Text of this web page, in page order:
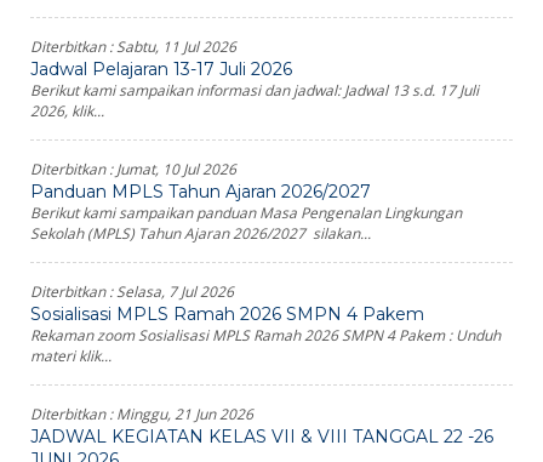
Diterbitkan :Sabtu, 11 Jul 2026
Jadwal Pelajaran 13-17 Juli 2026
Berikut kami sampaikan informasi dan jadwal: Jadwal 13 s.d. 17 Juli
2026, klik...
Diterbitkan :Jumat, 10 Jul 2026
Panduan MPLS Tahun Ajaran 2026/2027
Berikut kami sampaikan panduan Masa Pengenalan Lingkungan
Sekolah (MPLS) Tahun Ajaran 2026/2027 silakan...
Diterbitkan :Selasa, 7 Jul 2026
Sosialisasi MPLS Ramah 2026 SMPN 4 Pakem
Rekaman zoom Sosialisasi MPLS Ramah 2026 SMPN 4 Pakem : Unduh
materi klik...
Diterbitkan :Minggu, 21 Jun 2026
JADWAL KEGIATAN KELAS VII & VIII TANGGAL 22 -26